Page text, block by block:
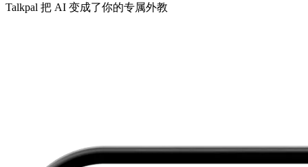
Talkpal 把 AI 变成了你的专属外教